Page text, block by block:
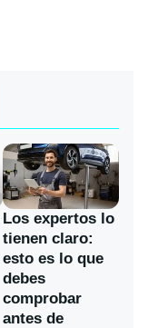
Los expertos lo
tienen claro:
esto es lo que
debes
comprobar
antes de